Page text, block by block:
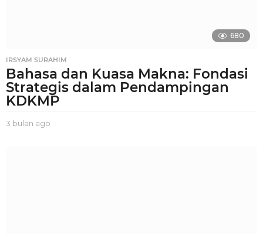
680
IRSYAM SURAHIM
Bahasa dan Kuasa Makna: Fondasi
Strategis dalam Pendampingan
KDKMP
3 bulan ago